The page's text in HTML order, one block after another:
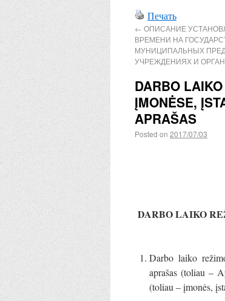
Печать
← ОПИСАНИЕ
ВРЕМЕНИ НА
МУНИЦИПАЛЬНЫХ
УЧРЕЖДЕНИЯХ И
DARBO
ĮMONĖSE,
APRAŠAS
Posted on 2017/07/03
DARBO LAIKO
Darbo laiko
aprašas (toliau –
(toliau – įmonės,